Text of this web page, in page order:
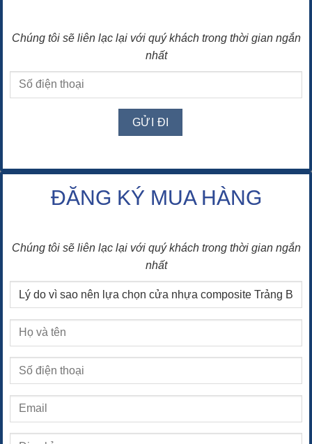
Chúng tôi sẽ liên lạc lại với quý khách trong thời gian ngắn
nhất
ĐĂNG KÝ MUA HÀNG
Chúng tôi sẽ liên lạc lại với quý khách trong thời gian ngắn
nhất